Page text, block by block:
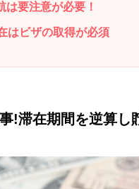
は要注意が必要！
はビザの取得が必須
!滞在期間を逆算し